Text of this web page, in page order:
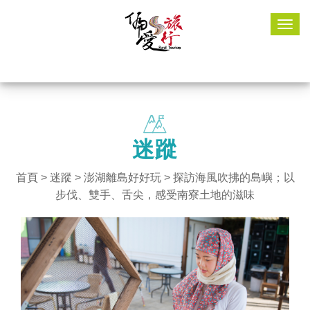
迷蹤
首頁> 迷蹤 > 澎湖離島好好玩> 探訪海風吹拂的島嶼；以
步伐、雙手、舌尖，感受南寮土地的滋味